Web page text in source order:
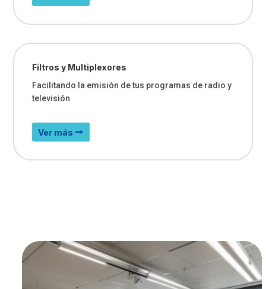
Filtros y Multiplexores
Facilitando la emisión de tus programas de radio y
televisión
Ver más